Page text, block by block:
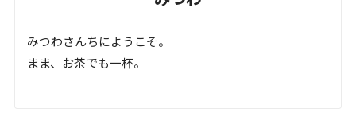
みつわさんちにようこそ。
まま、お茶でも一杯。